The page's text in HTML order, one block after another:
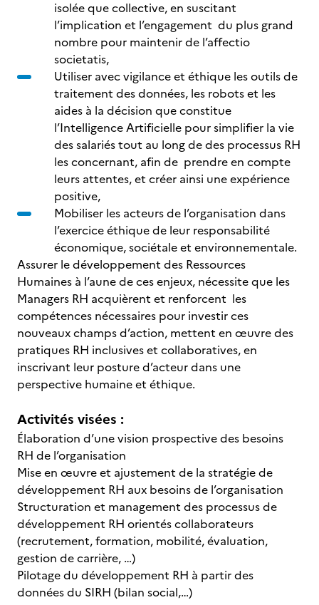
isolée que collective, en suscitant
l’implication et l’engagement du plus grand
nombre pour maintenir de l’affectio
societatis,
Utiliser avec vigilance et éthique les outils de
traitement des données, les robots et les
aides à la décision que constitue
l’Intelligence Artificielle pour simplifier la vie
des salariés tout au long de des processus RH
les concernant, afin de prendre en compte
leurs attentes, et créer ainsi une expérience
positive,
Mobiliser les acteurs de l’organisation dans
l’exercice éthique de leur responsabilité
économique, sociétale et environnementale.
Assurer le développement des Ressources
Humaines à l’aune de ces enjeux, nécessite que les
Managers RH acquièrent et renforcent les
compétences nécessaires pour investir ces
nouveaux champs d’action, mettent en œuvre des
pratiques RH inclusives et collaboratives, en
inscrivant leur posture d’acteur dans une
perspective humaine et éthique.
Activités visées :
Élaboration d’une vision prospective des besoins
RH de l’organisation
Mise en œuvre et ajustement de la stratégie de
développement RH aux besoins de l’organisation
Structuration et management des processus de
développement RH orientés collaborateurs
(recrutement, formation, mobilité, évaluation,
gestion de carrière, …)
Pilotage du développement RH à partir des
données du SIRH (bilan social,…)